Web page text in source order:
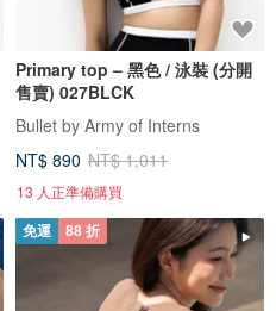
Primary top – 黑色 / 泳裝 (分開
售賣) 027BLCK
Bullet by Army of Interns
NT$ 890 NT$ 1,011
13 人正準備購買
免運 88 折